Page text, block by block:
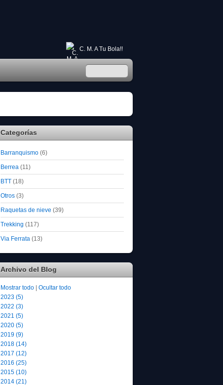
C. M. A Tu Bola!!
Categorías
Barranquismo (6)
Berrea (11)
BTT (18)
Otros (3)
Raquetas de nieve (39)
Trekking (117)
Via Ferrata (13)
Archivo del Blog
Mostrar todo | Ocultar todo
2023 (5)
2022 (3)
2021 (5)
2020 (5)
2019 (9)
2018 (14)
2017 (12)
2016 (25)
2015 (10)
2014 (21)